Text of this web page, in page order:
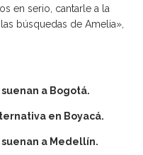
en serio, cantarle a la
búsquedas de Amelia»,
a Bogotá.
en Boyacá.
a Medellín.